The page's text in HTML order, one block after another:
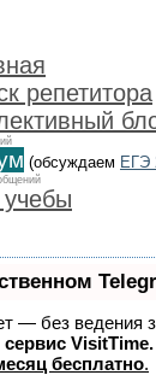
репетитора
(обсуждаем ЕГЭ
— без
сервис VisitTime.
бесплатно.